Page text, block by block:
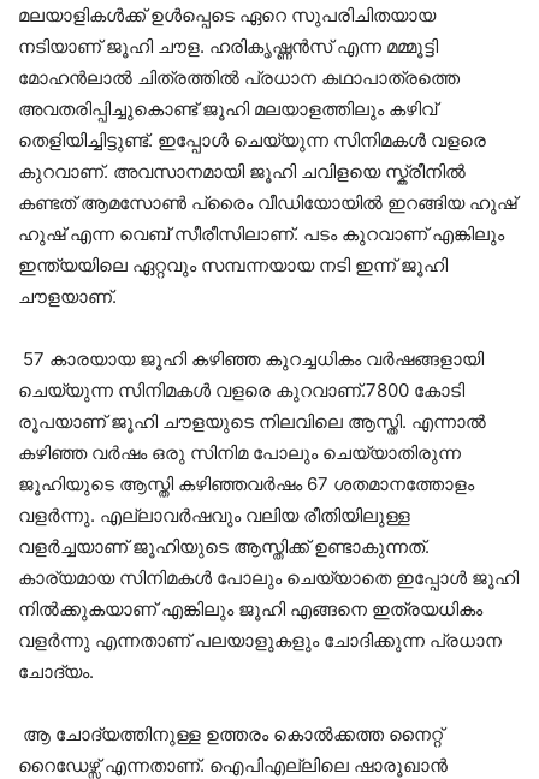
മലയാളികൾക്ക് ഉൾപ്പെടെ ഏറെ സുപരിചിതയായ
നടിയാണ് ജൂഹി ചൗള. ഹരികൃഷ്ണൻസ് എന്ന മമ്മൂട്ടി
മോഹൻലാൽ ചിത്രത്തിൽ പ്രധാന കഥാപാത്രത്തെ
അവതരിപ്പിച്ചുകൊണ്ട് ജൂഹി മലയാളത്തിലും കഴിവ്
തെളിയിച്ചിട്ടുണ്ട്. ഇപ്പോൾ ചെയ്യുന്ന സിനിമകൾ വളരെ
കുറവാണ്. അവസാനമായി ജൂഹി ചവിളയെ സ്ക്രീനിൽ
കണ്ടത് ആമസോൺ പ്രൈം വീഡിയോയിൽ ഇറങ്ങിയ ഹുഷ്
ഹുഷ് എന്ന വെബ് സീരീസിലാണ്. പടം കുറവാണ് എങ്കിലും
ഇന്ത്യയിലെ ഏറ്റവും സമ്പന്നയായ നടി ഇന്ന് ജൂഹി
ചൗളയാണ്.
57 കാരയായ ജൂഹി കഴിഞ്ഞ കുറച്ചധികം വർഷങ്ങളായി
ചെയ്യുന്ന സിനിമകൾ വളരെ കുറവാണ്.7800 കോടി
രൂപയാണ് ജൂഹി ചൗളയുടെ നിലവിലെ ആസ്തി. എന്നാൽ
കഴിഞ്ഞ വർഷം ഒരു സിനിമ പോലും ചെയ്യാതിരുന്ന
ജൂഹിയുടെ ആസ്തി കഴിഞ്ഞവർഷം 67 ശതമാനത്തോളം
വളർന്നു. എല്ലാവർഷവും വലിയ രീതിയിലുള്ള
വളർച്ചയാണ് ജൂഹിയുടെ ആസ്തിക്ക് ഉണ്ടാകുന്നത്.
കാര്യമായ സിനിമകൾ പോലും ചെയ്യാതെ ഇപ്പോൾ ജൂഹി
നിൽക്കുകയാണ് എങ്കിലും ജൂഹി എങ്ങനെ ഇത്രയധികം
വളർന്നു എന്നതാണ് പലയാളുകളും ചോദിക്കുന്ന പ്രധാന
ചോദ്യം.
ആ ചോദ്യത്തിനുള്ള ഉത്തരം കൊൽക്കത്ത നൈറ്റ്
റൈഡേഴ്സ് എന്നതാണ്. ഐപിഎല്ലിലെ ഷാരൂഖാൻ